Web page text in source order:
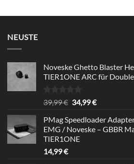
NEUSTE
Noveske Ghetto Blaster
TIER1ONE ARC für
Rated5.00
out of 5
39,99€ Original
was:
39,99 €.
34,99€Current
is:
34,99 €.
PMag Speedloader
EMG / Noveske – GBBR
TIER1ONE
14,99€